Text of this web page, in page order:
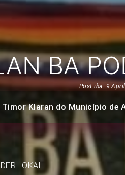
BA
Post iha: 9
Klaran do Município de
LOKAL